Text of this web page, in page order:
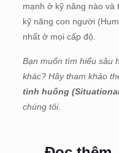
mạnh ở kỹ năng nào và
kỹ năng con người
nhất ở mọi cấp độ.
Bạn muốn tìm hiểu sâu
khác? Hãy tham khảo
tình huống
chúng tôi.